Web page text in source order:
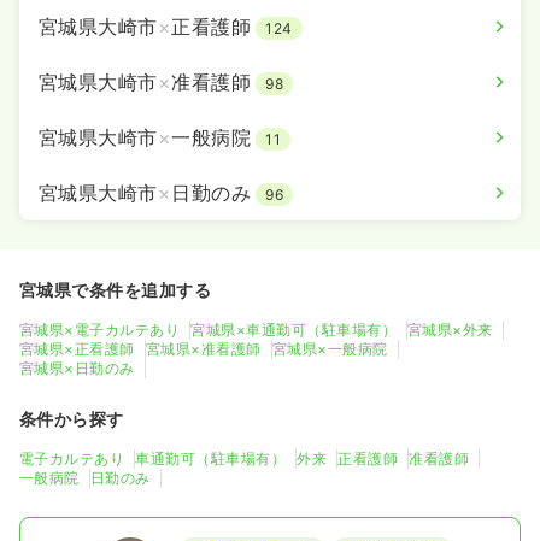
宮城県大崎市×正看護師 124
宮城県大崎市×准看護師 98
宮城県大崎市×一般病院 11
宮城県大崎市× 日勤のみ 96
宮城県で条件を追加する
宮城県×電子カルテあり 宮城県×車通勤可（駐車場有）
宮城県×外来
宮城県×正看護師
宮城県×准看護師
宮城県×一般病院
宮城県×日勤のみ
条件から探す
電子カルテあり 車通勤可（駐車場有） 外来 正看護師
准看護師
一般病院
日勤のみ